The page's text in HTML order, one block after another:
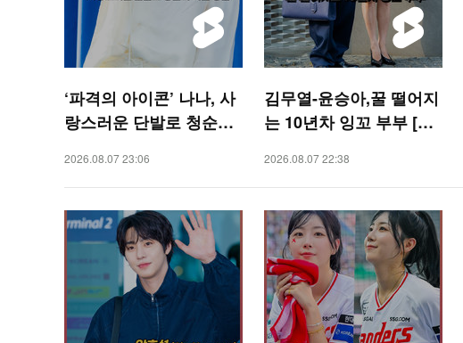
‘파격의 아이콘’ 나나, 사
랑스러운 단발로 청순미
폼]
2026.08.07 23:06
김무열-윤승아,꿀 떨어지
는 10년차 잉꼬 부부 [O!
2026.08.07 22:38